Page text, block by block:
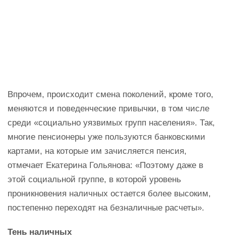
Впрочем, происходит смена поколений, кроме того,
меняются и поведенческие привычки, в том числе
среди «социально уязвимых групп населения». Так,
многие пенсионеры уже пользуются банковскими
картами, на которые им зачисляется пенсия,
отмечает Екатерина Гольянова: «Поэтому даже в
этой социальной группе, в которой уровень
проникновения наличных остается более высоким,
постепенно переходят на безналичные расчеты».
Тень наличных